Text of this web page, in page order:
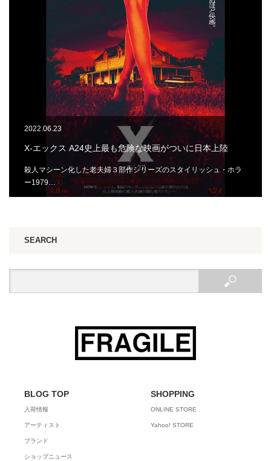
2022.06.23
X-エックス A24史上最も危険な映画がついに日本上陸
殺人マシーン化した老夫婦３部作シリーズのスタイリッシュ・ホラ
ー1979…
SEARCH
BLOG TOP
入荷情報
アーティスト
ブランド
ショップニュース
SHOPPING
ONLINE STORE
Yahoo! STORE